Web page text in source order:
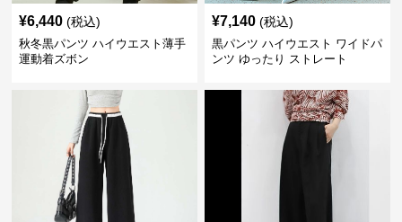
¥6,440 (税込)
秋冬黒パンツ ハイウエスト薄手
運動着ズボン
¥7,140 (税込)
黒パンツ ハイウエスト ワイドパ
ンツ ゆったり ストレート